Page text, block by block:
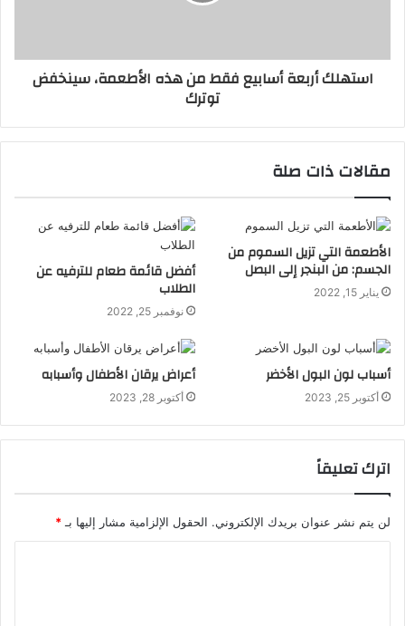
استهلك أربعة أسابيع فقط من هذه الأطعمة، سينخفض
توترك
مقالات ذات صلة
الأطعمة التي تزيل السموم من
الجسم: من البنجر إلى البصل
يناير 15, 2022
أفضل قائمة طعام للترفيه عن
الطلاب
نوفمبر 25, 2022
أسباب لون البول الأخضر
أكتوبر 25, 2023
أعراض يرقان الأطفال وأسبابه
أكتوبر 28, 2023
اترك تعليقاً
لن يتم نشر عنوان بريدك الإلكتروني. الحقول الإلزامية مشار إليها بـ*